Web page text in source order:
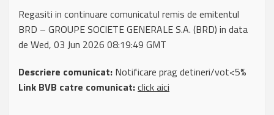
Regasiti in continuare comunicatul remis de emitentul
BRD – GROUPE SOCIETE GENERALE S.A. (BRD) in data
de Wed, 03 Jun 2026 08:19:49 GMT
Descriere comunicat: Notificare prag detineri/vot<5%
Link BVB catre comunicat:click aici